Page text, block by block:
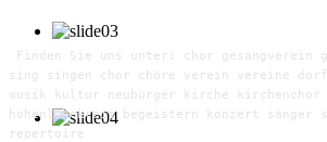
Finden Sie uns unter: chor gesangverein
sing singen chor chöre verein vereine
musik kultur neubürger kirche kirchenchor
hohenlohekreis begeistern konzert sänger
repertoire